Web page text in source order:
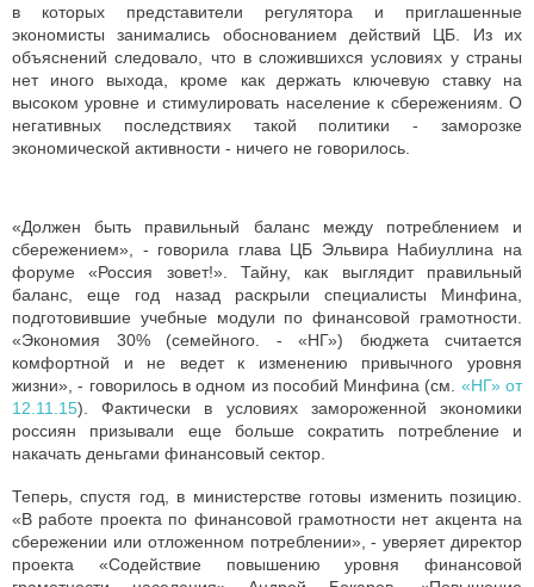
в которых представители регулятора и приглашенные
экономисты занимались обоснованием действий ЦБ. Из их
объяснений следовало, что в сложившихся условиях у страны
нет иного выхода, кроме как держать ключевую ставку на
высоком уровне и стимулировать население к сбережениям. О
негативных последствиях такой политики - заморозке
экономической активности - ничего не говорилось.
«Должен быть правильный баланс между потреблением и
сбережением», - говорила глава ЦБ Эльвира Набиуллина на
форуме «Россия зовет!». Тайну, как выглядит правильный
баланс, еще год назад раскрыли специалисты Минфина,
подготовившие учебные модули по финансовой грамотности.
«Экономия 30% (семейного. - «НГ») бюджета считается
комфортной и не ведет к изменению привычного уровня
жизни», - говорилось в одном из пособий Минфина (см. «НГ» от
12.11.15). Фактически в условиях замороженной экономики
россиян призывали еще больше сократить потребление и
накачать деньгами финансовый сектор.
Теперь, спустя год, в министерстве готовы изменить позицию.
«В работе проекта по финансовой грамотности нет акцента на
сбережении или отложенном потреблении», - уверяет директор
проекта «Содействие повышению уровня финансовой